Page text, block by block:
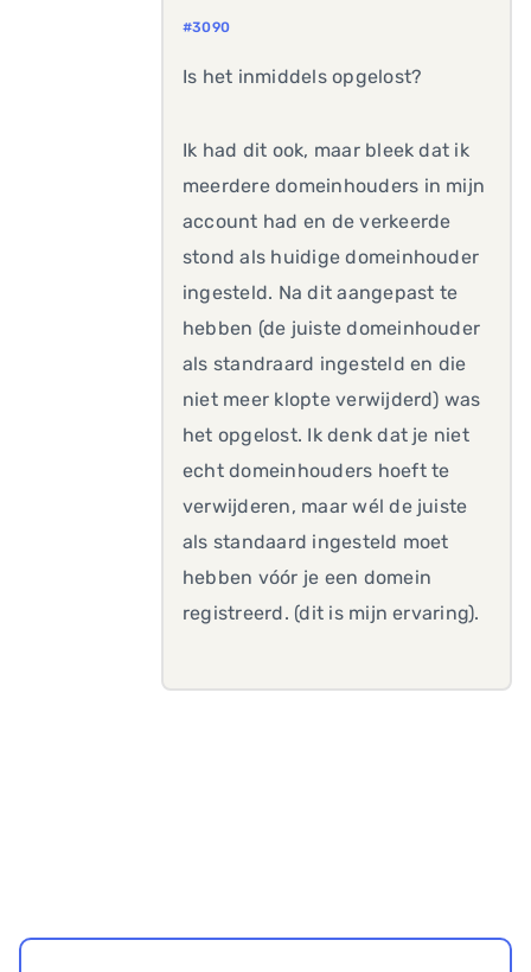
#3090
Is het inmiddels opgelost?
Ik had dit ook, maar bleek dat ik
meerdere domeinhouders in mijn
account had en de verkeerde
stond als huidige domeinhouder
ingesteld. Na dit aangepast te
hebben (de juiste domeinhouder
als standraard ingesteld en die
niet meer klopte verwijderd) was
het opgelost. Ik denk dat je niet
echt domeinhouders hoeft te
verwijderen, maar wél de juiste
als standaard ingesteld moet
hebben vóór je een domein
registreerd. (dit is mijn ervaring).